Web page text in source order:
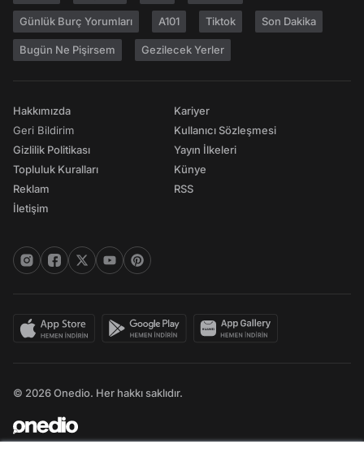
Günlük Burç Yorumları A101 Tiktok Son Dakika
Bugün Ne Pişirsem Gezilecek Yerler
Hakkımızda
Geri Bildirim
Gizlilik Politikası
Topluluk Kuralları
Reklam
İletişim
Kariyer
Kullanıcı Sözleşmesi
Yayın İlkeleri
Künye
RSS
© 2026 Onedio. Her hakkı saklıdır.